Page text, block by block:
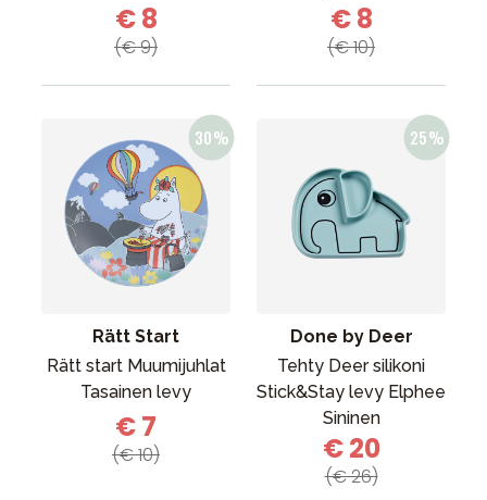
€ 8
(€ 9)
€ 8
(€ 10)
Rätt Start
Rätt start Muumijuhlat
Tasainen levy
€ 7
(€ 10)
Done by Deer
Tehty Deer silikoni
Stick&Stay levy Elphee
Sininen
€ 20
(€ 26)